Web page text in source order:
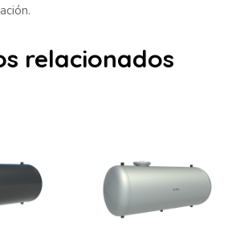
relacionados